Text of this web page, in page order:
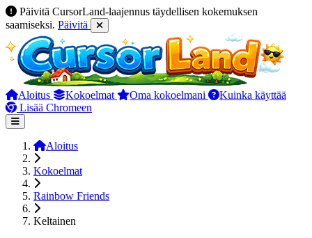
Päivitä CursorLand-laajennus täydellisen kokemuksen
saamiseksi. Päivitä
Aloitus Kokoelmat Oma kokoelmani
Kuinka käyttää
Lisää Chromeen
Aloitus
Kokoelmat
Rainbow Friends
Keltainen